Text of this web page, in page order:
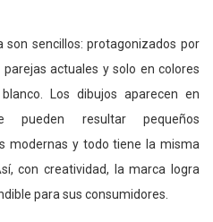
son sencillos: protagonizados por
actuales y solo en colores
Los dibujos aparecen en
pueden resultar pequeños
modernas y todo tiene la misma
con creatividad, la marca logra
para sus consumidores.